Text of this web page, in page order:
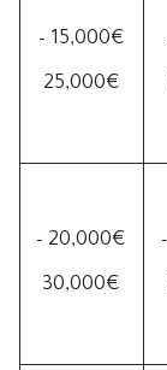
15,000€ –
25,000€
10,000€ –
20,000€ –
30,000€